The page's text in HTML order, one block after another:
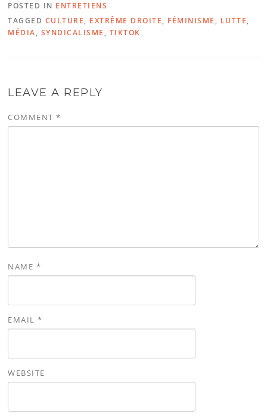
POSTED IN ENTRETIENS
TAGGED CULTURE, EXTRÊME DROITE, FÉMINISME, LUTTE,
MÉDIA, SYNDICALISME, TIKTOK
LEAVE A REPLY
COMMENT*
NAME *
EMAIL*
WEBSITE